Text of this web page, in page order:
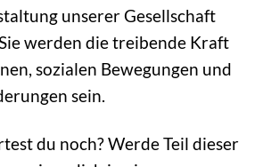
unserer Gesellschaft
werden die treibende Kraft
sozialen Bewegungen und
sein.
du noch? Werde Teil dieser